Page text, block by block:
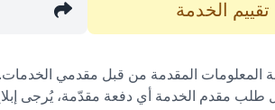
تقييم الخدمة
المعلومات المقدمة من قبل مقدمي
مقدم الخدمة أي دفعة مقدّمة، يُرجى